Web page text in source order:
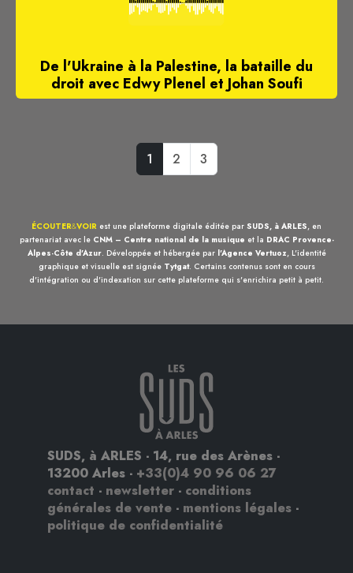
De l'Ukraine à la Palestine, la bataille du
droit avec Edwy Plenel et Johan Soufi
1 2 3
ÉCOUTER&VOIR est une plateforme digitale éditée par SUDS, à ARLES, en
partenariat avec le CNM – Centre national de la musique et la DRAC Provence-
Alpes-Côte d'Azur. Développée et hébergée par l'Agence Vertuoz, L'identité
graphique et visuelle est signée Tytgat. Certains contenus sont en cours
d'intégration ou d'indexation sur cette plateforme qui s'enrichira petit à petit.
SUDS, à ARLES - 14, rue des Arènes -
13200 Arles - +33(0)4 90 96 06 27
contact - newsletter - conditions
générales de vente - mentions légales -
politique de confidentialité